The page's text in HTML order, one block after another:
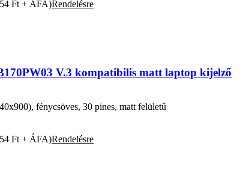
Ft + ÁFA)Rendelésre
V.3 kompatibilis matt laptop kijelző
fénycsöves, 30 pines, matt felületű
Ft + ÁFA)Rendelésre